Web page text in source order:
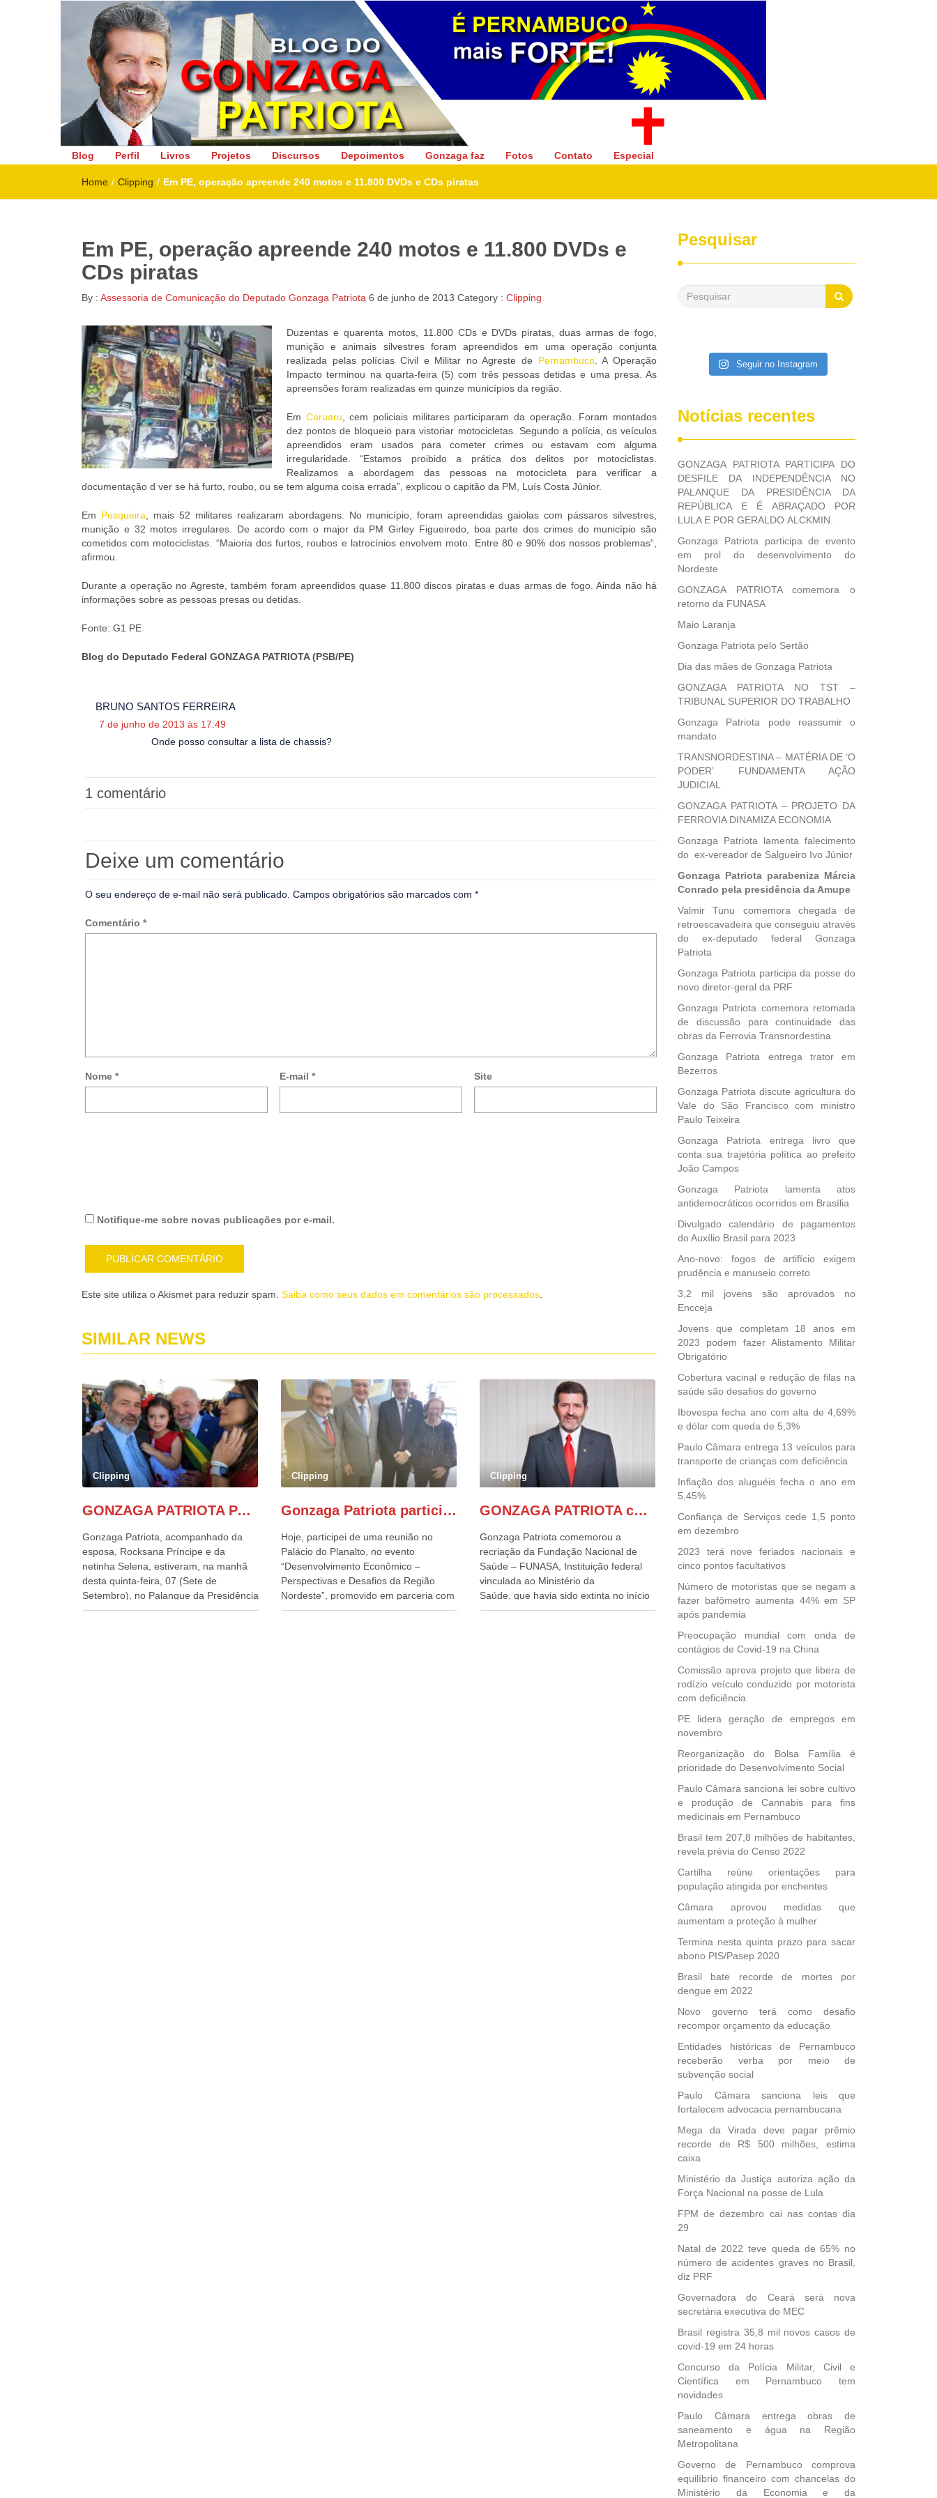
Gonzaga Patriota
Deputado Federal
Blog Perfil Livros Projetos Discursos Depoimentos Gonzaga faz Fotos Contato Especial
Home / Clipping / Em PE, operação apreende 240 motos e 11.800 DVDs e CDs piratas
Em PE, operação apreende 240 motos e 11.800 DVDs e
CDs piratas
By : Assessoria de Comunicação do Deputado Gonzaga Patriota 6 de junho de 2013 Category : Clipping
Duzentas e quarenta motos, 11.800 CDs e DVDs piratas, duas armas de fogo,
munição e animais silvestres foram apreendidos em uma operação conjunta
realizada pelas polícias Civil e Militar no Agreste de Pernambuco. A Operação
Impacto terminou na quarta-feira (5) com três pessoas detidas e uma presa. As
apreensões foram realizadas em quinze municípios da região.
Em Caruaru , cem policiais militares participaram da operação. Foram montados
dez pontos de bloqueio para vistoriar motocicletas. Segundo a polícia, os veículos
apreendidos eram usados para cometer crimes ou estavam com alguma
irregularidade. “Estamos proibido a prática dos delitos por motociclistas.
Realizamos a abordagem das pessoas na motocicleta para verificar a
documentação d ver se há furto, roubo, ou se tem alguma coisa errada”, explicou o capitão da PM, Luís Costa Júnior.
Em Pesqueira , mais 52 militares realizaram abordagens. No município, foram apreendidas gaiolas com pássaros silvestres,
munição e 32 motos irregulares. De acordo com o major da PM Girley Figueiredo, boa parte dos crimes do município são
cometidos com motociclistas. “Maioria dos furtos, roubos e latrocínios envolvem moto. Entre 80 e 90% dos nossos problemas”,
afirmou.
Durante a operação no Agreste, também foram apreendidos quase 11.800 discos piratas e duas armas de fogo. Ainda não há
informações sobre as pessoas presas ou detidas.
Fonte: G1 PE
Blog do Deputado Federal GONZAGA PATRIOTA (PSB/PE)
BRUNO SANTOS FERREIRA
7 de junho de 2013 às 17:49
Onde posso consultar a lista de chassis?
1 comentário
Deixe um comentário
O seu endereço de e-mail não será publicado. Campos obrigatórios são marcados com *
Comentário *
Nome * E-mail *
Site
Notifique-
sobre
comentários
mail.
Notifique-me sobre novas publicações por e-mail.
Este site utiliza o Akismet para reduzir spam. Saiba como seus dados em comentários são processados
SIMILAR NEWS
Clipping
GONZAGA PATRIOTA PARTICIPA DO DESFILE DA INDEPENDÊNCIA NO PALANQUE DA PRESIDÊNCIA DA REPÚBLICA E É ABRAÇADO POR LULA E POR GERALDO ALCKMIN.
Gonzaga Patriota, acompanhado da
esposa, Rocksana Príncipe e da
netinha Selena, estiveram, na manhã
desta quinta-feira, 07 (Sete de
Setembro), no Palanque da Presidência
da República, onde foram abraçados
Clipping
Gonzaga Patriota participa de evento em prol do desenvolvimento do Nordeste
Hoje, participei de uma reunião no
Palácio do Planalto, no evento
“Desenvolvimento Econômico –
Perspectivas e Desafios da Região
Nordeste”, promovido em parceria com
o Consórcio Nordeste. Na pauta do
Clipping
GONZAGA PATRIOTA comemora o retorno da FUNASA
Gonzaga Patriota comemorou a
recriação da Fundação Nacional de
Saúde – FUNASA, Instituição federal
vinculada ao Ministério da
Saúde, que havia sido extinta no início
do terceiro governo do
Pesquisar
Seguir no Instagram
Notícias recentes
GONZAGA PATRIOTA PARTICIPA DO
DESFILE DA INDEPENDÊNCIA NO
PALANQUE DA PRESIDÊNCIA DA
REPÚBLICA E É ABRAÇADO POR
LULA E POR GERALDO ALCKMIN.
Gonzaga Patriota participa de evento
em prol do desenvolvimento do
Nordeste
GONZAGA PATRIOTA comemora o
retorno da FUNASA
Maio Laranja
Gonzaga Patriota pelo Sertão
Dia das mães de Gonzaga Patriota
GONZAGA PATRIOTA NO TST –
TRIBUNAL SUPERIOR DO TRABALHO
Gonzaga Patriota pode reassumir o
mandato
TRANSNORDESTINA – MATÉRIA DE ‘O
PODER’ FUNDAMENTA AÇÃO
JUDICIAL
GONZAGA PATRIOTA – PROJETO DA
FERROVIA DINAMIZA ECONOMIA
Gonzaga Patriota lamenta falecimento
do ex-vereador de Salgueiro Ivo Júnior
Gonzaga Patriota parabeniza Márcia
Conrado pela presidência da Amupe
Valmir Tunu comemora chegada de
retroescavadeira que conseguiu através
do ex-deputado federal Gonzaga
Patriota
Gonzaga Patriota participa da posse do
novo diretor-geral da PRF
Gonzaga Patriota comemora retomada
de discussão para continuidade das
obras da Ferrovia Transnordestina
Gonzaga Patriota entrega trator em
Bezerros
Gonzaga Patriota discute agricultura do
Vale do São Francisco com ministro
Paulo Teixeira
Gonzaga Patriota entrega livro que
conta sua trajetória política ao prefeito
João Campos
Gonzaga Patriota lamenta atos
antidemocráticos ocorridos em Brasília
Divulgado calendário de pagamentos
do Auxílio Brasil para 2023
Ano-novo: fogos de artifício exigem
prudência e manuseio correto
3,2 mil jovens são aprovados no
Encceja
Jovens que completam 18 anos em
2023 podem fazer Alistamento Militar
Obrigatório
Cobertura vacinal e redução de filas na
saúde são desafios do governo
Ibovespa fecha ano com alta de 4,69%
e dólar com queda de 5,3%
Paulo Câmara entrega 13 veículos para
transporte de crianças com deficiência
Inflação dos aluguéis fecha o ano em
5,45%
Confiança de Serviços cede 1,5 ponto
em dezembro
2023 terá nove feriados nacionais e
cinco pontos facultativos
Número de motoristas que se negam a
fazer bafômetro aumenta 44% em SP
após pandemia
Preocupação mundial com onda de
contágios de Covid-19 na China
Comissão aprova projeto que libera de
rodízio veículo conduzido por motorista
com deficiência
PE lidera geração de empregos em
novembro
Reorganização do Bolsa Família é
prioridade do Desenvolvimento Social
Paulo Câmara sanciona lei sobre cultivo
e produção de Cannabis para fins
medicinais em Pernambuco
Brasil tem 207,8 milhões de habitantes,
revela prévia do Censo 2022
Cartilha reúne orientações para
população atingida por enchentes
Câmara aprovou medidas que
aumentam a proteção à mulher
Termina nesta quinta prazo para sacar
abono PIS/Pasep 2020
Brasil bate recorde de mortes por
dengue em 2022
Novo governo terá como desafio
recompor orçamento da educação
Entidades históricas de Pernambuco
receberão verba por meio de
subvenção social
Paulo Câmara sanciona leis que
fortalecem advocacia pernambucana
Mega da Virada deve pagar prêmio
recorde de R$ 500 milhões, estima
caixa
Ministério da Justiça autoriza ação da
Força Nacional na posse de Lula
FPM de dezembro cai nas contas dia
29
Natal de 2022 teve queda de 65% no
número de acidentes graves no Brasil,
diz PRF
Governadora do Ceará será nova
secretária executiva do MEC
Brasil registra 35,8 mil novos casos de
covid-19 em 24 horas
Concurso da Polícia Militar, Civil e
Científica em Pernambuco tem
novidades
Paulo Câmara entrega obras de
saneamento e água na Região
Metropolitana
Governo de Pernambuco comprova
equilíbrio financeiro com chancelas do
Ministério da Economia e da